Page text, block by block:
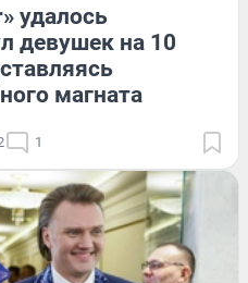
удалось
девушек на 10
магната
1